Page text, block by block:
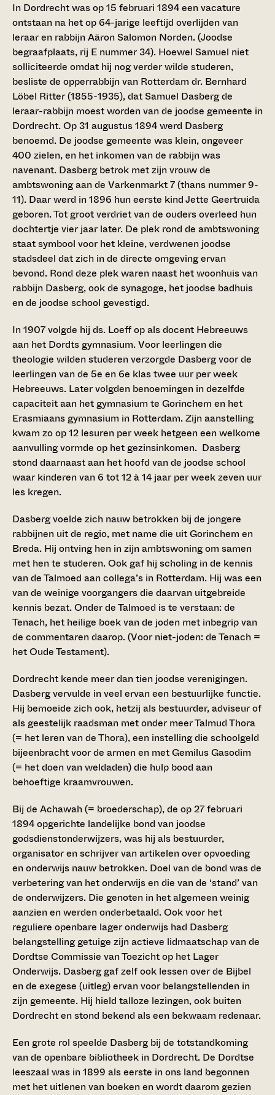
In Dordrecht was op 15 februari 1894 een vacature
ontstaan na het op 64-jarige leeftijd overlijden van
leraar en rabbijn Aäron Salomon Norden. (Joodse
begraafplaats, rij E nummer 34). Hoewel Samuel niet
solliciteerde omdat hij nog verder wilde studeren,
besliste de opperrabbijn van Rotterdam dr. Bernhard
Löbel Ritter (1855-1935), dat Samuel Dasberg de
leraar-rabbijn moest worden van de joodse gemeente in
Dordrecht. Op 31 augustus 1894 werd Dasberg
benoemd. De joodse gemeente was klein, ongeveer
400 zielen, en het inkomen van de rabbijn was
navenant. Dasberg betrok met zijn vrouw de
ambtswoning aan de Varkenmarkt 7 (thans nummer 9-
11). Daar werd in 1896 hun eerste kind Jette Geertruida
geboren. Tot groot verdriet van de ouders overleed hun
dochtertje vier jaar later. De plek rond de ambtswoning
staat symbool voor het kleine, verdwenen joodse
stadsdeel dat zich in de directe omgeving ervan
bevond. Rond deze plek waren naast het woonhuis van
rabbijn Dasberg, ook de synagoge, het joodse badhuis
en de joodse school gevestigd.
In 1907 volgde hij ds. Loeff op als docent Hebreeuws
aan het Dordts gymnasium. Voor leerlingen die
theologie wilden studeren verzorgde Dasberg voor de
leerlingen van de 5e en 6e klas twee uur per week
Hebreeuws. Later volgden benoemingen in dezelfde
capaciteit aan het gymnasium te Gorinchem en het
Erasmiaans gymnasium in Rotterdam. Zijn aanstelling
kwam zo op 12 lesuren per week hetgeen een welkome
aanvulling vormde op het gezinsinkomen. Dasberg
stond daarnaast aan het hoofd van de joodse school
waar kinderen van 6 tot 12 à 14 jaar per week zeven uur
les kregen.
Dasberg voelde zich nauw betrokken bij de jongere
rabbijnen uit de regio, met name die uit Gorinchem en
Breda. Hij ontving hen in zijn ambtswoning om samen
met hen te studeren. Ook gaf hij scholing in de kennis
van de Talmoed aan collega’s in Rotterdam. Hij was een
van de weinige voorgangers die daarvan uitgebreide
kennis bezat. Onder de Talmoed is te verstaan: de
Tenach, het heilige boek van de joden met inbegrip van
de commentaren daarop. (Voor niet-joden: de Tenach =
het Oude Testament).
Dordrecht kende meer dan tien joodse verenigingen.
Dasberg vervulde in veel ervan een bestuurlijke functie.
Hij bemoeide zich ook, hetzij als bestuurder, adviseur of
als geestelijk raadsman met onder meer Talmud Thora
(= het leren van de Thora), een instelling die schoolgeld
bijeenbracht voor de armen en met Gemilus Gasodim
(= het doen van weldaden) die hulp bood aan
behoeftige kraamvrouwen.
Bij de Achawah (= broederschap), de op 27 februari
1894 opgerichte landelijke bond van joodse
godsdienstonderwijzers, was hij als bestuurder,
organisator en schrijver van artikelen over opvoeding
en onderwijs nauw betrokken. Doel van de bond was de
verbetering van het onderwijs en die van de ‘stand’ van
de onderwijzers. Die genoten in het algemeen weinig
aanzien en werden onderbetaald. Ook voor het
reguliere openbare lager onderwijs had Dasberg
belangstelling getuige zijn actieve lidmaatschap van de
Dordtse Commissie van Toezicht op het Lager
Onderwijs. Dasberg gaf zelf ook lessen over de Bijbel
en de exegese (uitleg) ervan voor belangstellenden in
zijn gemeente. Hij hield talloze lezingen, ook buiten
Dordrecht en stond bekend als een bekwaam redenaar.
Een grote rol speelde Dasberg bij de totstandkoming
van de openbare bibliotheek in Dordrecht. De Dordtse
leeszaal was in 1899 als eerste in ons land begonnen
met het uitlenen van boeken en wordt daarom gezien